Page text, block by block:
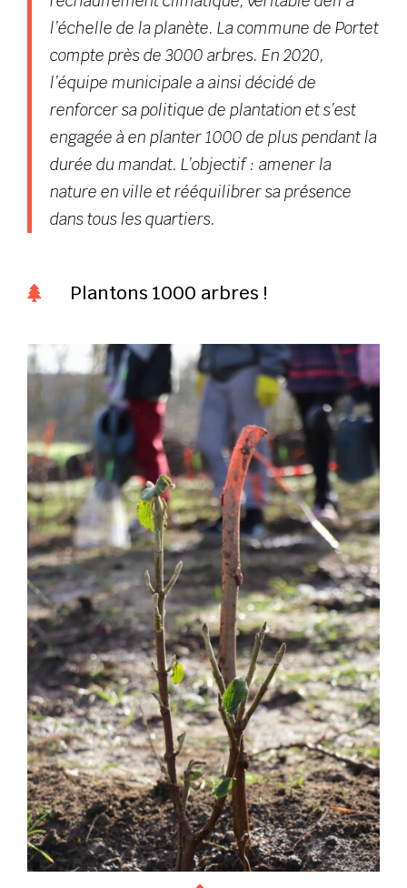
l’échelle de la planète. La commune de Portet
compte près de 3000 arbres. En 2020,
l’équipe municipale a ainsi décidé de
renforcer sa politique de plantation et s’est
engagée à en planter 1000 de plus pendant la
durée du mandat. L’objectif : amener la
nature en ville et rééquilibrer sa présence
dans tous les quartiers.
 Plantons 1000 arbres !